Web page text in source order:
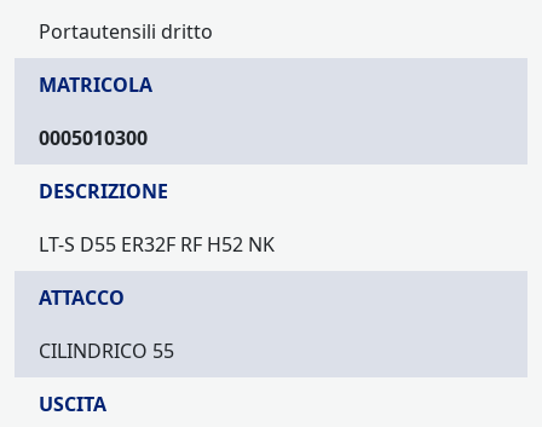
Portautensili dritto
MATRICOLA
0005010300
DESCRIZIONE
LT-S D55 ER32F RF H52 NK
ATTACCO
CILINDRICO 55
USCITA